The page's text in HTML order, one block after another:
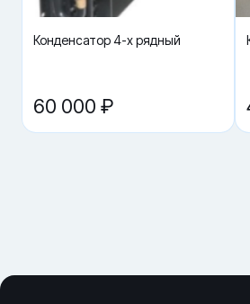
Конденсатор 4-х рядный
60 000 ₽